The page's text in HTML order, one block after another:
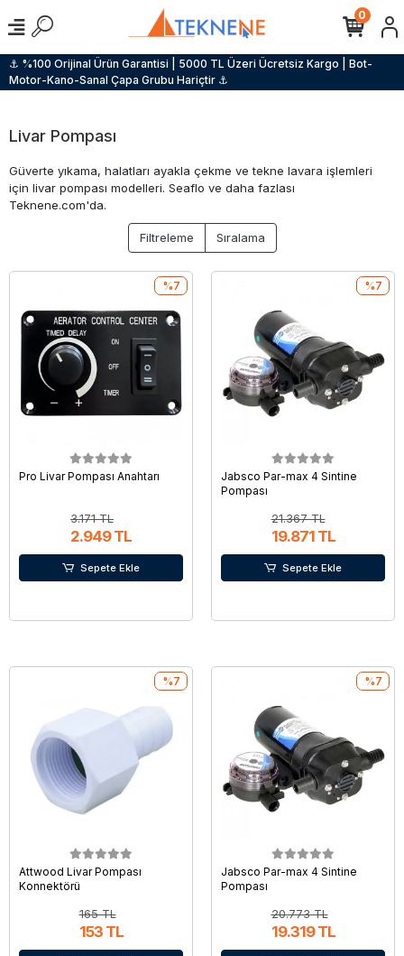
⚓ %100 Orijinal Ürün Garantisi | 5000 TL Üzeri Ücretsiz Kargo | Bot-
Motor-Kano-Sanal Çapa Grubu Hariçtir ⚓
0
Livar Pompası
Güverte yıkama, halatları ayakla çekme ve tekne lavara işlemleri
için livar pompası modelleri. Seaflo ve daha fazlası
Teknene.com'da.
Filtreleme Sıralama
Pro Livar Pompası Anahtarı
3.171 TL
2.949 TL
%7
Sepete Ekle
Jabsco Par-max 4 Sintine
Pompası
21.367 TL
19.871 TL
%7
Sepete Ekle
Attwood Livar Pompası
Konnektörü
165 TL
153 TL
%7
Jabsco Par-max 4 Sintine
Pompası
20.773 TL
19.319 TL
%7